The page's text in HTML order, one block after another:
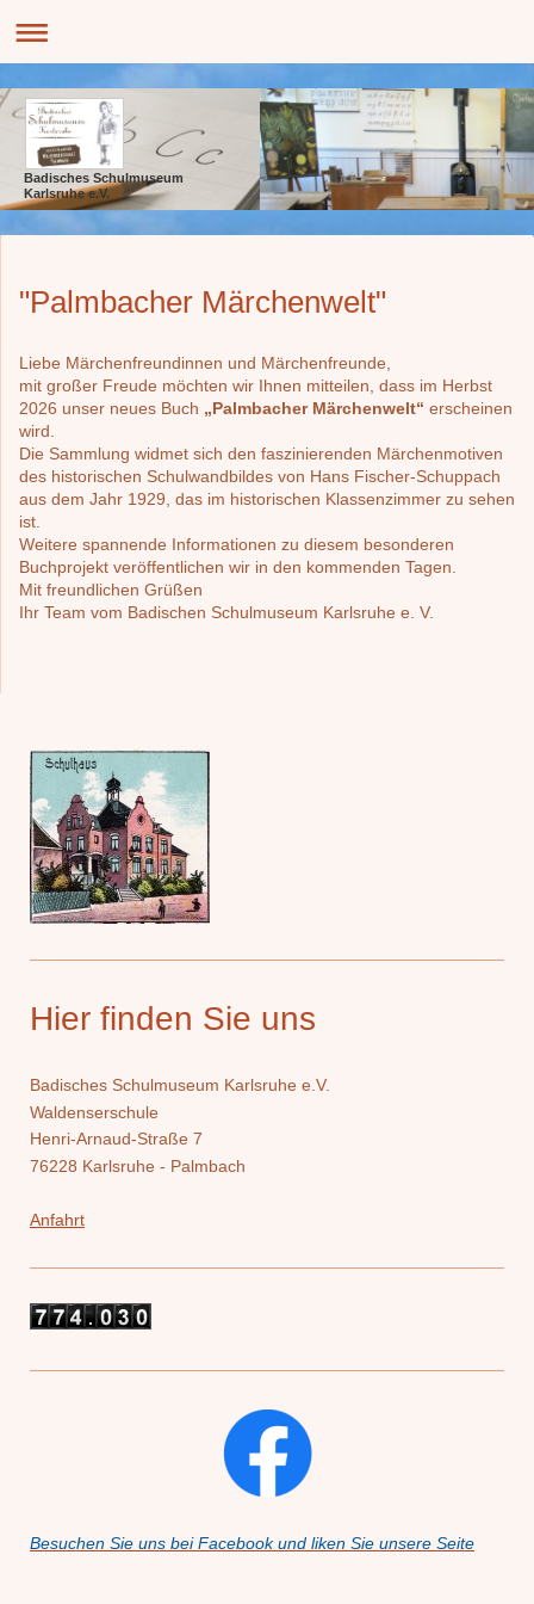
Badisches Schulmuseum
Karlsruhe e.V.
"Palmbacher Märchenwelt"
Liebe Märchenfreundinnen und Märchenfreunde,
mit großer Freude möchten wir Ihnen mitteilen, dass im Herbst
2026 unser neues Buch „Palmbacher Märchenwelt“ erscheinen
wird.
Die Sammlung widmet sich den faszinierenden Märchenmotiven
des historischen Schulwandbildes von Hans Fischer-Schuppach
aus dem Jahr 1929, das im historischen Klassenzimmer zu sehen
ist.
Weitere spannende Informationen zu diesem besonderen
Buchprojekt veröffentlichen wir in den kommenden Tagen.
Mit freundlichen Grüßen
Ihr Team vom Badischen Schulmuseum Karlsruhe e. V.
Hier finden Sie uns
Badisches Schulmuseum Karlsruhe e.V.
Waldenserschule
Henri-Arnaud-Straße 7
76228 Karlsruhe - Palmbach
Anfahrt
Besuchen Sie uns bei Facebook und liken Sie unsere Seite